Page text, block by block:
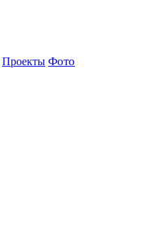
Проекты Фото